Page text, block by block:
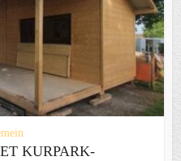
KURPARK-